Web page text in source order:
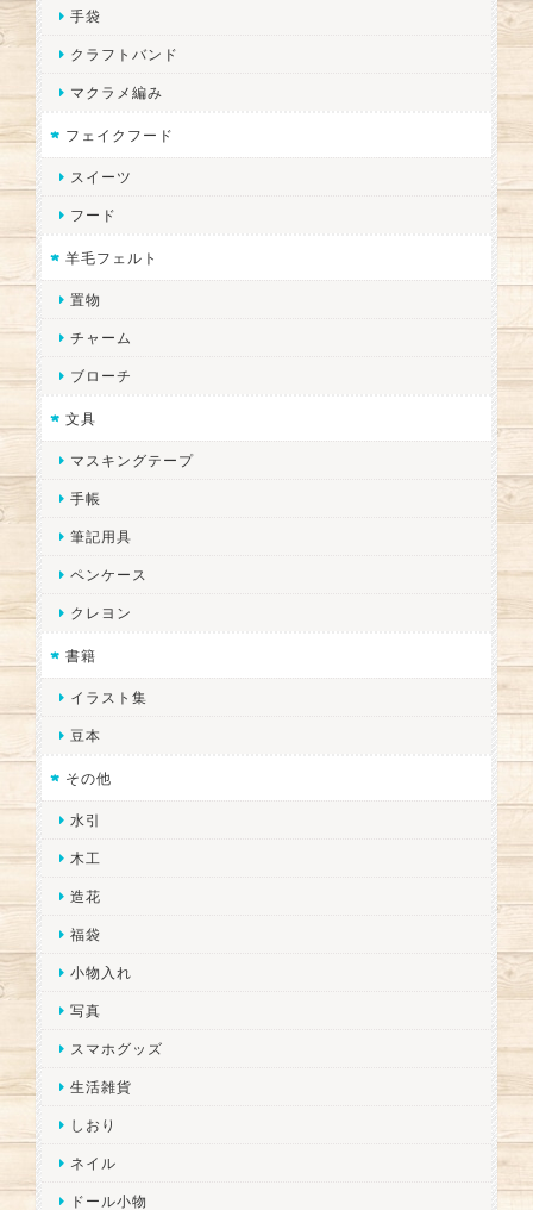
手袋
クラフトバンド
マクラメ編み
フェイクフード
スイーツ
フード
羊毛フェルト
置物
チャーム
ブローチ
文具
マスキングテープ
手帳
筆記用具
ペンケース
クレヨン
書籍
イラスト集
豆本
その他
水引
木工
造花
福袋
小物入れ
写真
スマホグッズ
生活雑貨
しおり
ネイル
ドール小物